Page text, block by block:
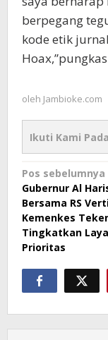
berpegang
kode etik
oleh Jambioke.com
Ikuti Kami Pada
Navigasi
pos
Pos sebelumnya
Gubernur Al
Bersama RS
Kemenkes
Tingkatkan
Prioritas